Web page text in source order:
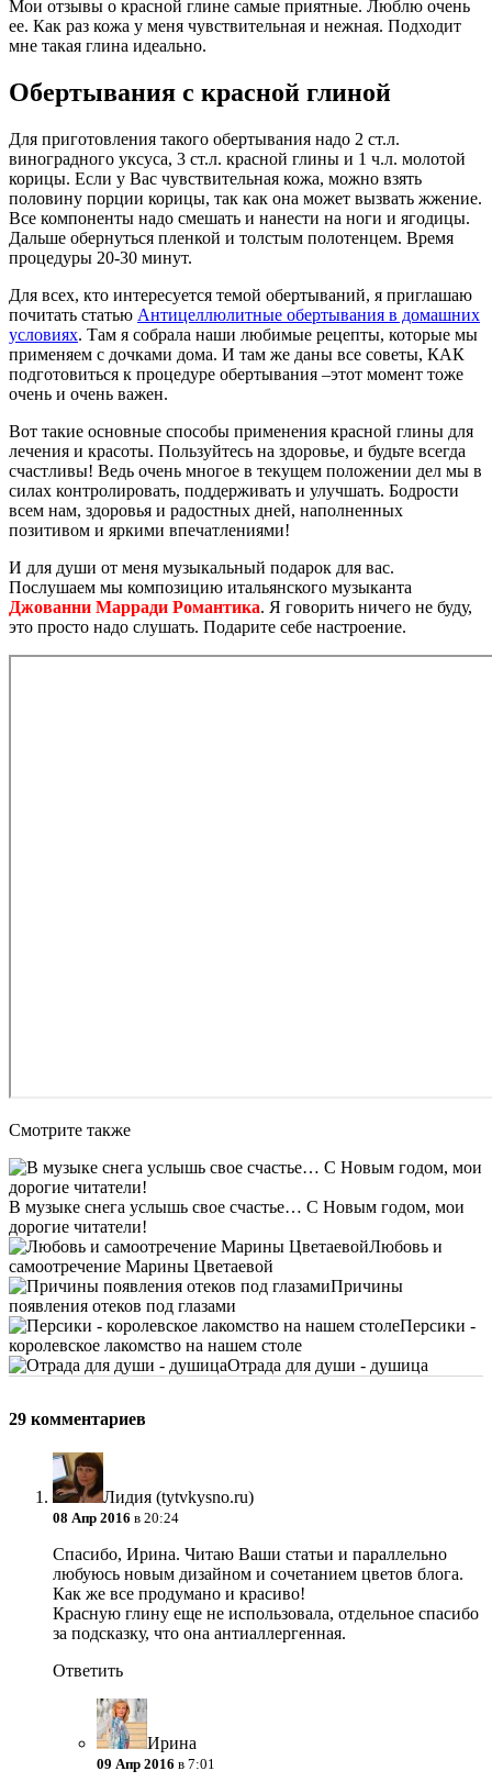
Мои отзывы о красной глине самые приятные. Люблю очень
ее. Как раз кожа у меня чувствительная и нежная. Подходит
мне такая глина идеально.
Обертывания с красной глиной
Для приготовления такого обертывания надо 2 ст.л.
виноградного уксуса, 3 ст.л. красной глины и 1 ч.л. молотой
корицы. Если у Вас чувствительная кожа, можно взять
половину порции корицы, так как она может вызвать жжение.
Все компоненты надо смешать и нанести на ноги и ягодицы.
Дальше обернуться пленкой и толстым полотенцем. Время
процедуры 20-30 минут.
Для всех, кто интересуется темой обертываний, я приглашаю
почитать статью Антицеллюлитные обертывания в домашних
условиях. Там я собрала наши любимые рецепты, которые мы
применяем с дочками дома. И там же даны все советы, КАК
подготовиться к процедуре обертывания –этот момент тоже
очень и очень важен.
Вот такие основные способы применения красной глины для
лечения и красоты. Пользуйтесь на здоровье, и будьте всегда
счастливы! Ведь очень многое в текущем положении дел мы в
силах контролировать, поддерживать и улучшать. Бодрости
всем нам, здоровья и радостных дней, наполненных
позитивом и яркими впечатлениями!
И для души от меня музыкальный подарок для вас.
Послушаем мы композицию итальянского музыканта
Джованни Марради Романтика. Я говорить ничего не буду,
это просто надо слушать. Подарите себе настроение.
Смотрите также
В музыке снега услышь свое счастье… С Новым годом, мои
дорогие читатели!
Любовь и
самоотречение Марины Цветаевой
Причины
появления отеков под глазами
Персики -
королевское лакомство на нашем столе
Отрада для души - душица
29 комментариев
Лидия (tytvkysno.ru)
08 Апр 2016 в 20:24
Спасибо, Ирина. Читаю Ваши статьи и параллельно
любуюсь новым дизайном и сочетанием цветов блога.
Как же все продумано и красиво!
Красную глину еще не использовала, отдельное спасибо
за подсказку, что она антиаллергенная.
Ответить
Ирина
09 Апр 2016 в 7:01